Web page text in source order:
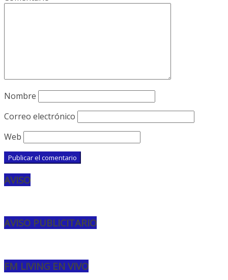
Nombre
Correo electrónico
Web
AVISO
AVISO PUBLICITARIO
FM LIVING EN VIVO